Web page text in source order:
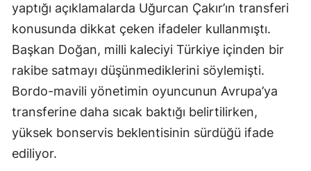
Muğla
Nevşehir
Niğde
Ordu
yaptığı açıklamalarda Uğurcan Çakır’ın transferi
konusunda dikkat çeken ifadeler kullanmıştı.
Başkan Doğan, milli kaleciyi Türkiye içinden bir
rakibe satmayı düşünmediklerini söylemişti.
Bordo-mavili yönetimin oyuncunun Avrupa’ya
transferine daha sıcak baktığı belirtilirken,
yüksek bonservis beklentisinin sürdüğü ifade
ediliyor.